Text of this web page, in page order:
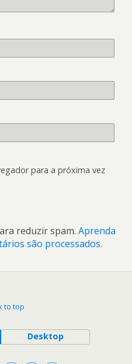
para a próxima vez
reduzir spam. Aprenda
são processados.
to top
Desktop